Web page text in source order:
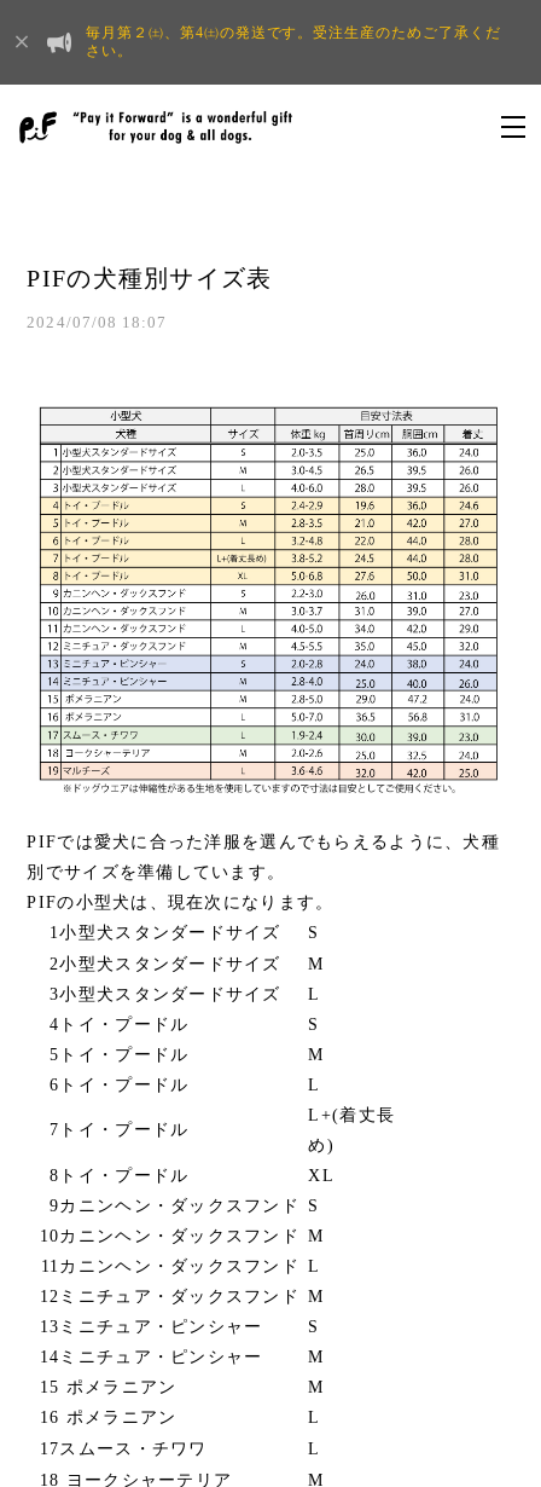
毎月第２㈯、第4㈯の発送です。受注生産のためご了承くだ
さい。
PIFの犬種別サイズ表
2024/07/08 18:07
PIFでは愛犬に合った洋服を選んでもらえるように、犬種
別でサイズを準備しています。
PIFの小型犬は、現在次になります。
1小型犬スタンダードサイズ
S
2小型犬スタンダードサイズ
M
3小型犬スタンダードサイズ
L
4 トイ・プードル
S
5 トイ・プードル
M
6 トイ・プードル L
7 トイ・プードル
L+(着丈長
め)
8 トイ・プードル
XL
9カニンヘン・ダックスフンド
S
10カニンヘン・ダックスフンド
M
11 カニンヘン・ダックスフンド
L
12 ミニチュア・ダックスフンド
M
13 ミニチュア・ピンシャー
S
14 ミニチュア・ピンシャー
M
15 ポメラニアン
M
16 ポメラニアン
L
17スムース・チワワ
L
18 ヨークシャーテリア
M